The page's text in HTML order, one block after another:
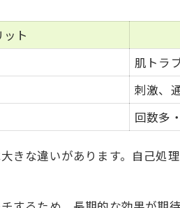
ット
肌トラ
刺激、
回数多
きな違いがあります。自己処